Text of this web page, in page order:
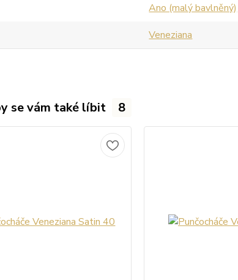
Ano (malý bavlněný)
Veneziana
se vám také líbit 8